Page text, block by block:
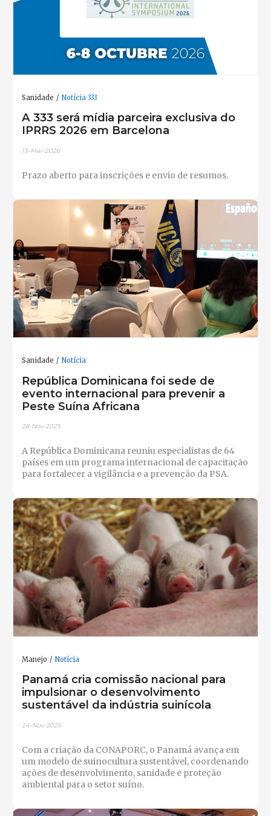
Sanidade Notícia 333
A 333 será mídia parceira exclusiva do
IPRRS 2026 em Barcelona
13-Mar-2026
Prazo aberto para inscrições e envio de resumos.
Sanidade Notícia
República Dominicana foi sede de
evento internacional para prevenir a
Peste Suína Africana
28-Nov-2025
A República Dominicana reuniu especialistas de 64
países em um programa internacional de capacitação
para fortalecer a vigilância e a prevenção da PSA.
Manejo Notícia
Panamá cria comissão nacional para
impulsionar o desenvolvimento
sustentável da indústria suinícola
24-Nov-2025
Com a criação da CONAPORC, o Panamá avança em
um modelo de suinocultura sustentável, coordenando
ações de desenvolvimento, sanidade e proteção
ambiental para o setor suíno.